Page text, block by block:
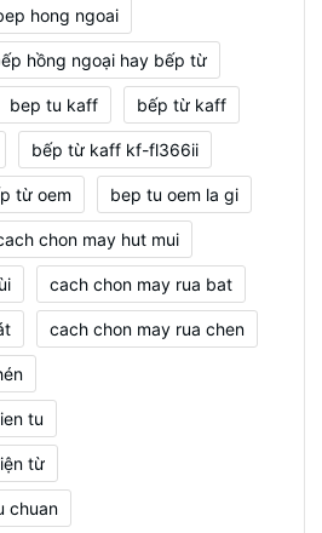
hong ngoai
hồng ngoại hay bếp từ
bep tu kaff bếp từ kaff
bếp từ kaff kf-fl366ii
từ oem bep tu oem la gi
chon may hut mui
cach chon may rua bat
cach chon may rua chen
tu
từ
chuan